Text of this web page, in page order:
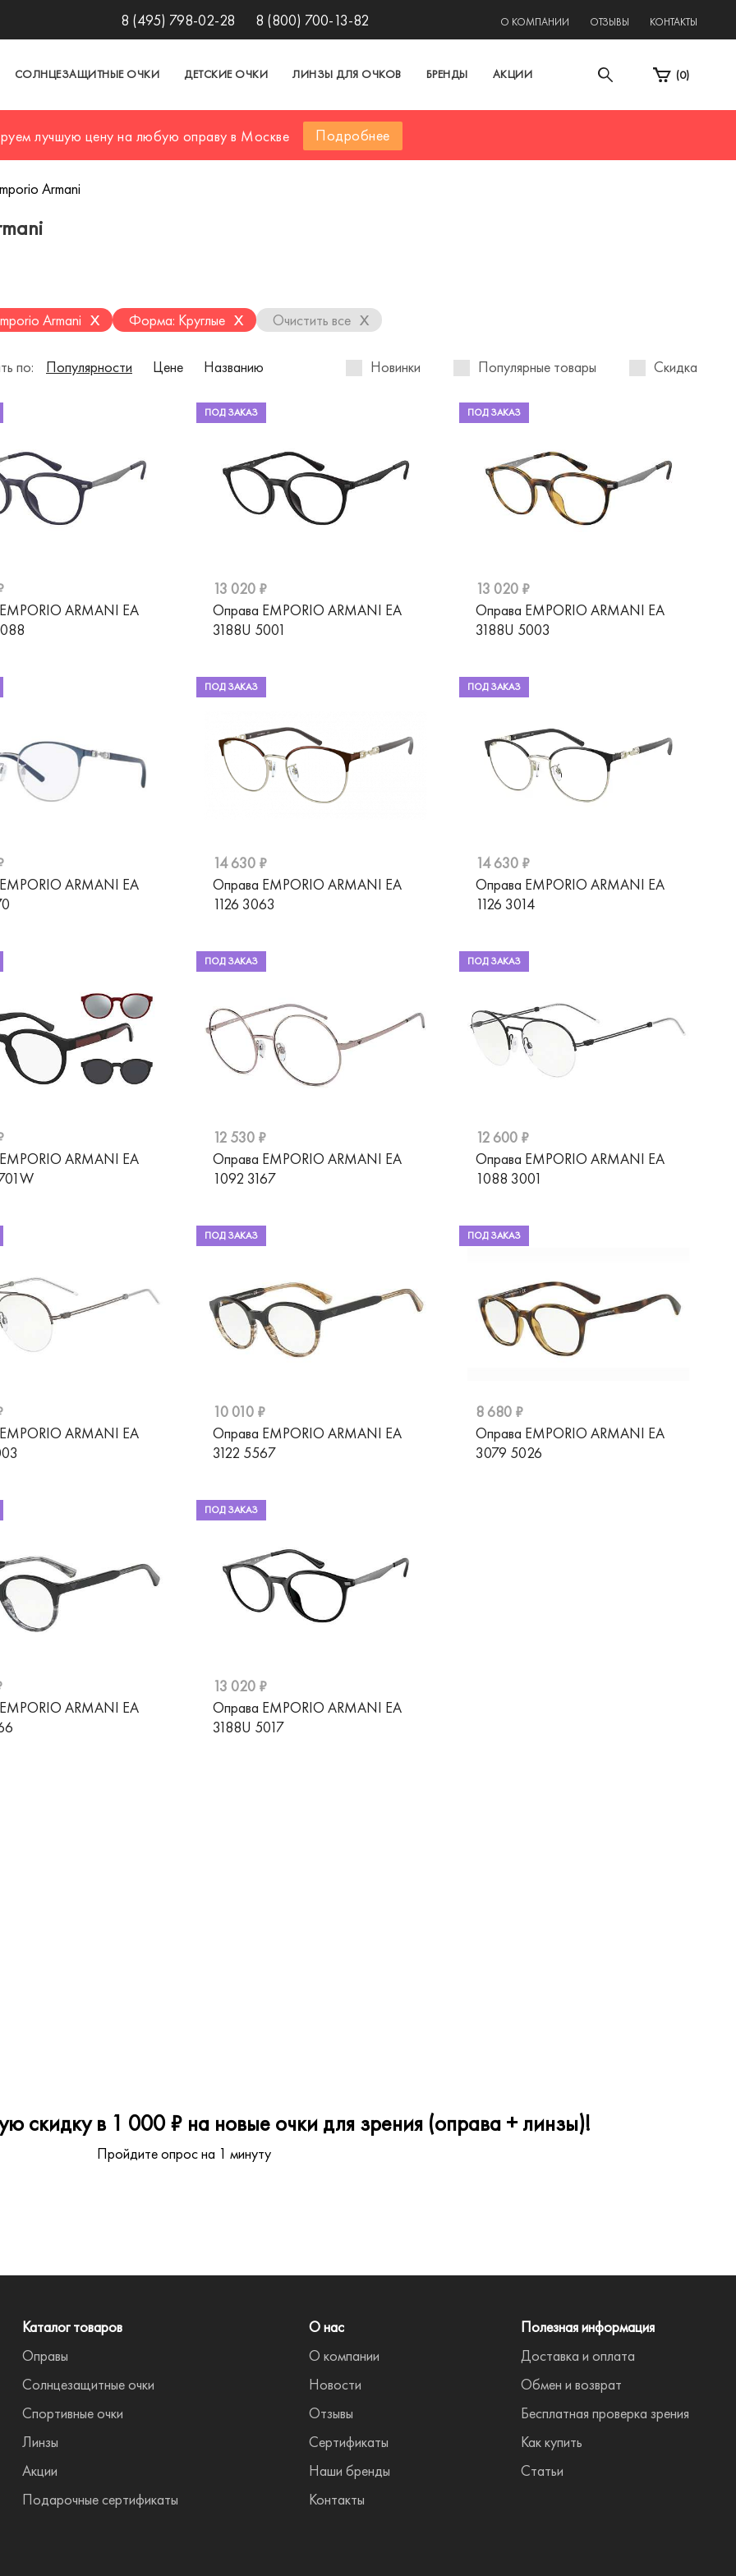
8 (495) 798-02-28 8 (800) 700-13-82 О КОМПАНИИ ОТЗЫВЫ КОНТАКТЫ
СОЛНЦЕЗАЩИТНЫЕ ОЧКИ ДЕТСКИЕ ОЧКИ ЛИНЗЫ ДЛЯ ОЧКОВ БРЕНДЫ АКЦИИ (0)
лучшую цену на любую оправу в Москве Подробнее
Armani
Armani x Форма: Круглые x Очистить все x
по: Популярности Цене Названию Новинки Популярные товары Скидка
ARMANI EA
ПОД ЗАКАЗ
13 020 ₽
Оправа EMPORIO ARMANI EA
3188U 5001
ПОД ЗАКАЗ
13 020 ₽
Оправа EMPORIO ARMANI EA
3188U 5003
ARMANI EA
ПОД ЗАКАЗ
14 630 ₽
Оправа EMPORIO ARMANI EA
1126 3063
ПОД ЗАКАЗ
14 630 ₽
Оправа EMPORIO ARMANI EA
1126 3014
ARMANI EA
ПОД ЗАКАЗ
12 530 ₽
Оправа EMPORIO ARMANI EA
1092 3167
ПОД ЗАКАЗ
12 600 ₽
Оправа EMPORIO ARMANI EA
1088 3001
ARMANI EA
ПОД ЗАКАЗ
10 010 ₽
Оправа EMPORIO ARMANI EA
3122 5567
ПОД ЗАКАЗ
8 680 ₽
Оправа EMPORIO ARMANI EA
3079 5026
ARMANI EA
ПОД ЗАКАЗ
13 020 ₽
Оправа EMPORIO ARMANI EA
3188U 5017
скидку в 1 000 ₽ на новые очки для зрения (оправа + линзы)!
Пройдите опрос на 1 минуту
Каталог товаров
Оправы
Солнцезащитные очки
Спортивные очки
Линзы
Акции
Подарочные сертификаты
О нас
О компании
Новости
Отзывы
Сертификаты
Наши бренды
Контакты
Полезная информация
Доставка и оплата
Обмен и возврат
Бесплатная проверка зрения
Как купить
Статьи